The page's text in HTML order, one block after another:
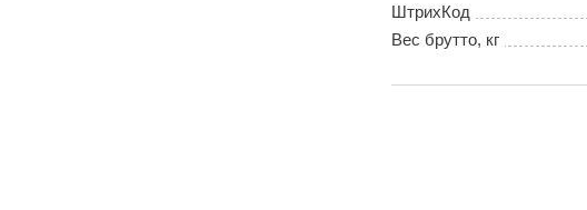
ШтрихКод
Вес брутто, кг